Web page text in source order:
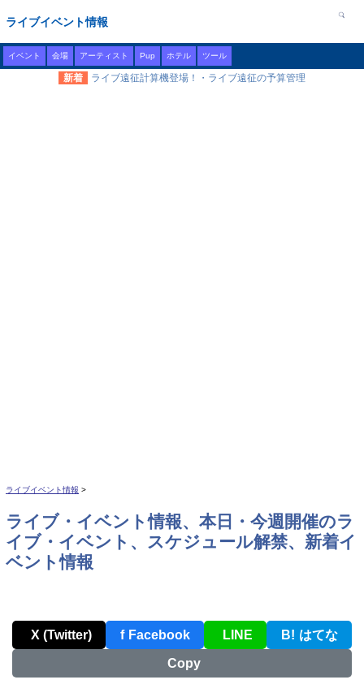
ライブイベント情報
イベント 会場 アーティスト Pup ホテル ツール
新着 ライブ遠征計算機登場！・ライブ遠征の予算管理
ライブイベント情報 >
ライブ・イベント情報、本日・今週開催のラ
イブ・イベント、スケジュール解禁、新着イ
ベント情報
X (Twitter) f Facebook LINE B! はてな
Copy